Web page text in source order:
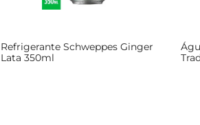
Refrigerante Schweppes Ginger
Lata 350ml